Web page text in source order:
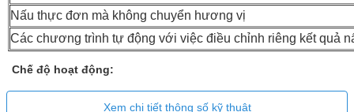
Nấu thực đơn mà không chuyển hương vị
Các chương trình tự động với việc điều chỉnh riêng kết quả
Chế độ hoạt động:
Xem chi tiết thông số kỹ thuật